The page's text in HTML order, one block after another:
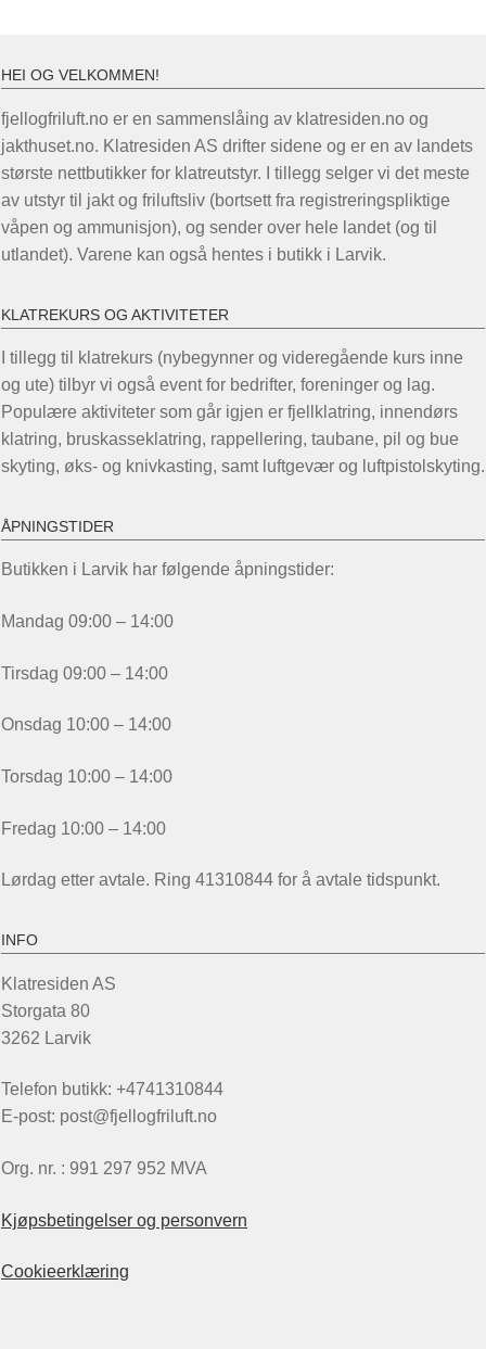
HEI OG VELKOMMEN!
fjellogfriluft.no er en sammenslåing av klatresiden.no og
jakthuset.no. Klatresiden AS drifter sidene og er en av landets
største nettbutikker for klatreutstyr. I tillegg selger vi det meste
av utstyr til jakt og friluftsliv (bortsett fra registreringspliktige
våpen og ammunisjon), og sender over hele landet (og til
utlandet). Varene kan også hentes i butikk i Larvik.
KLATREKURS OG AKTIVITETER
I tillegg til klatrekurs (nybegynner og videregående kurs inne
og ute) tilbyr vi også event for bedrifter, foreninger og lag.
Populære aktiviteter som går igjen er fjellklatring, innendørs
klatring, bruskasseklatring, rappellering, taubane, pil og bue
skyting, øks- og knivkasting, samt luftgevær og luftpistolskyting.
ÅPNINGSTIDER
Butikken i Larvik har følgende åpningstider:
Mandag 09:00 – 14:00
Tirsdag 09:00 – 14:00
Onsdag 10:00 – 14:00
Torsdag 10:00 – 14:00
Fredag 10:00 – 14:00
Lørdag etter avtale. Ring 41310844 for å avtale tidspunkt.
INFO
Klatresiden AS
Storgata 80
3262 Larvik
Telefon butikk: +4741310844
E-post: post@fjellogfriluft.no
Org. nr. : 991 297 952 MVA
Kjøpsbetingelser og personvern
Cookieerklæring